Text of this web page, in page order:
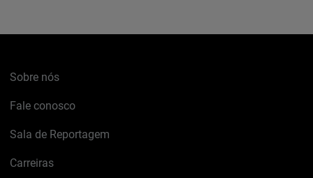
Sobre nós
Fale conosco
Sala de Reportagem
Carreiras